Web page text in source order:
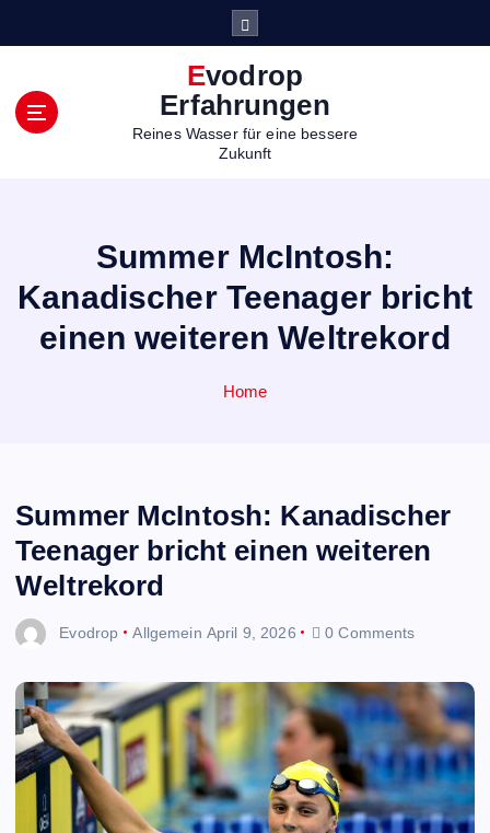
Evodrop
Erfahrungen
Reines Wasser für eine bessere
Zukunft
Summer McIntosh:
Kanadischer Teenager bricht
einen weiteren Weltrekord
Home
Summer McIntosh: Kanadischer
Teenager bricht einen weiteren
Weltrekord
Evodrop Allgemein April 9, 2026 0 Comments